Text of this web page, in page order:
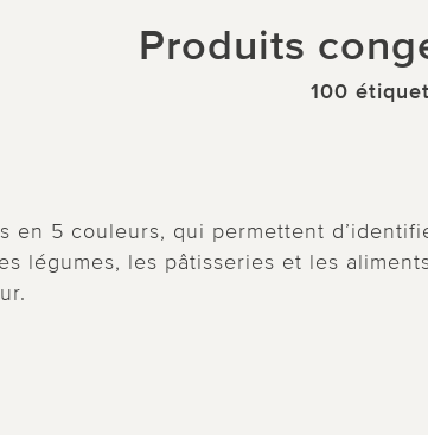
Produits
100
en 5 couleurs, qui permettent
légumes, les pâtisseries et les